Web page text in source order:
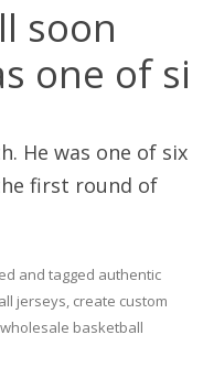
soon
one of si
He was one of six
first round of
and tagged authentic
jerseys, create custom
wholesale basketball